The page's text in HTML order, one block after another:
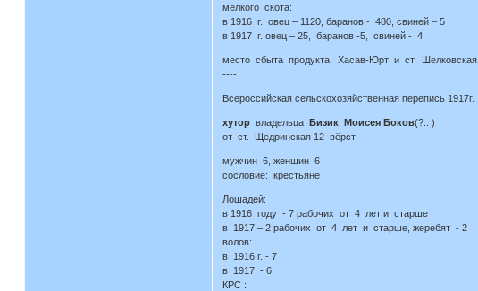
мелкого скота:
в 1916 г. овец – 1120, баранов - 480, свиней – 5
в 1917 г. овец – 25, баранов -5, свиней - 4
место сбыта продукта: Хасав-Юрт и ст. Шелковская
----
Всероссийская сельскохозяйственная перепись 1917г.
хуторвладельца Бизик Моисея Боков(?.. )
от ст. Щедринская 12 вёрст
мужчин 6, женщин 6
сословие: крестьяне
Лошадей:
в 1916 году - 7 рабочих от 4 лет и старше
в 1917 – 2 рабочих от 4 лет и старше, жеребят - 2
волов:
в 1916 г. - 7
в 1917 - 6
КРС :